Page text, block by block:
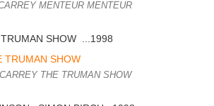
MENTEUR MENTEUR
SHOW ...1998
THE TRUMAN SHOW